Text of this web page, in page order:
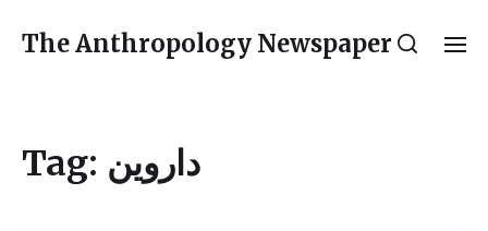
The Anthropology Newspaper
Tag: داروین